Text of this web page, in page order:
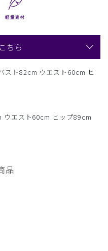
ちら
スト82cm ウエスト60cm ヒ
ウエスト60cm ヒップ89cm
品